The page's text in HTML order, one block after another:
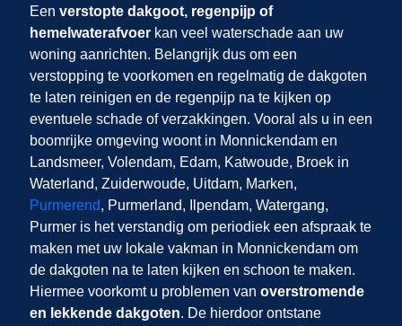
Een verstopte dakgoot, regenpijp of
hemelwaterafvoerkan veel waterschade aan uw
woning aanrichten. Belangrijk dus om een
verstopping te voorkomen en regelmatig de dakgoten
te laten reinigen en de regenpijp na te kijken op
eventuele schade of verzakkingen. Vooral als u in een
boomrijke omgeving woont in Monnickendam en
Landsmeer, Volendam, Edam, Katwoude, Broek in
Waterland, Zuiderwoude, Uitdam, Marken,
Purmerend, Purmerland, Ilpendam, Watergang,
Purmer is het verstandig om periodiek een afspraak te
maken met uw lokale vakman in Monnickendam om
de dakgoten na te laten kijken en schoon te maken.
Hiermee voorkomt u problemen van overstromende
en lekkende dakgoten. De hierdoor ontstane